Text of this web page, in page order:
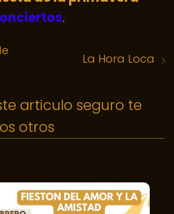
.
La Hora Loca
articulo seguro te
otros